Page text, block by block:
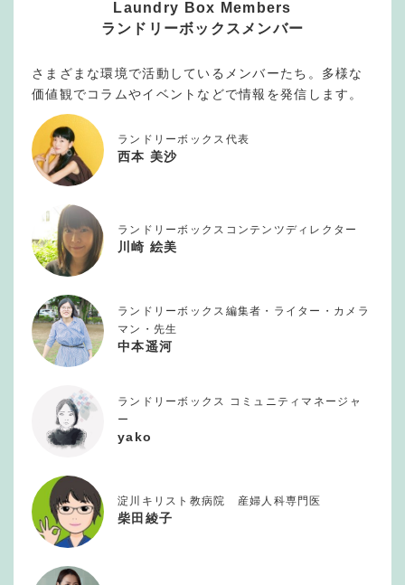
Laundry Box Members
ランドリーボックスメンバー
さまざまな環境で活動しているメンバーたち。多様な
価値観でコラムやイベントなどで情報を発信します。
ランドリーボックス代表
西本 美沙
ランドリーボックスコンテンツディレクター
川崎 絵美
ランドリーボックス編集者・ライター・カメラ
マン・先生
中本遥河
ランドリーボックス コミュニティマネージャ
ー
yako
淀川キリスト教病院 産婦人科専門医
柴田綾子